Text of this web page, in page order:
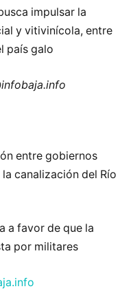
impulsar la
y vitivinícola, entre
país galo
entre gobiernos
canalización del Río
a favor de que la
por militares